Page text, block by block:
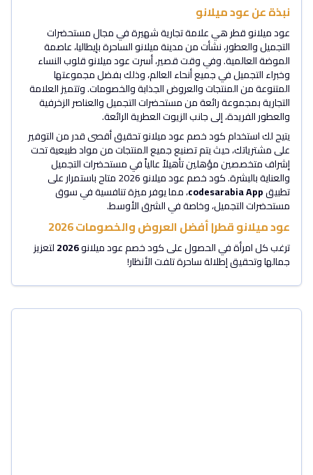
نبذة عن عود ميلانو
عود ميلانو قطر هي علامة تجارية شهيرة في مجال مستحضرات
التجميل والعطور، نشأت من مدينة ميلانو الساحرة بإيطاليا، عاصمة
الموضة العالمية. وفي وقت قصير، أسرت عود ميلانو قلوب النساء
وخبراء التجميل في جميع أنحاء العالم، وذلك بفضل مجموعتها
المتنوعة من المنتجات والعروض الجذابة والخصومات. وتتميز العلامة
التجارية بمجموعة رائعة من مستحضرات التجميل والعناصر الزخرفية
والعطور الفريدة، إلى جانب الزيوت العطرية الرائعة.
يتيح لك استخدام كود خصم عود ميلانو تحقيق أقصى قدر من التوفير
على مشترياتك، حيث يتم تصنيع جميع المنتجات من مواد طبيعية تحت
إشراف متخصصين مؤهلين تأهيلاً عالياً في مستحضرات التجميل
والعناية بالبشرة. كود خصم عود ميلانو 2026 متاح باستمرار على
تطبيقcodesarabia App، مما يوفر ميزة تنافسية في سوق
مستحضرات التجميل، وخاصة في الشرق الأوسط.
عود ميلانو قطر| أفضل العروض والخصومات 2026
ترغب كل امرأة في الحصول على كود خصم عود ميلانو2026لتعزيز
جمالها وتحقيق إطلالة ساحرة تلفت الأنظار!